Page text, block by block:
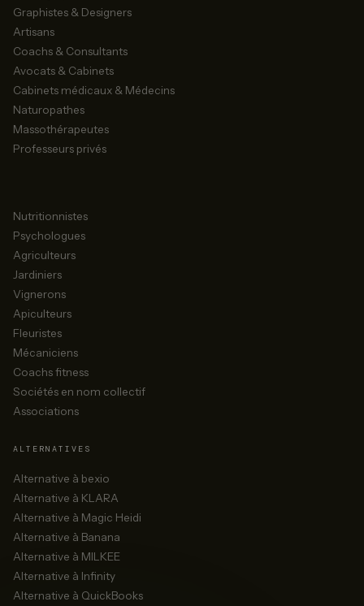
Graphistes & Designers
Artisans
Coachs & Consultants
Avocats & Cabinets
Cabinets médicaux & Médecins
Naturopathes
Massothérapeutes
Professeurs privés
Nutritionnistes
Psychologues
Agriculteurs
Jardiniers
Vignerons
Apiculteurs
Fleuristes
Mécaniciens
Coachs fitness
Sociétés en nom collectif
Associations
ALTERNATIVES
Alternative à bexio
Alternative à KLARA
Alternative à Magic Heidi
Alternative à Banana
Alternative à MILKEE
Alternative à Infinity
Alternative à QuickBooks